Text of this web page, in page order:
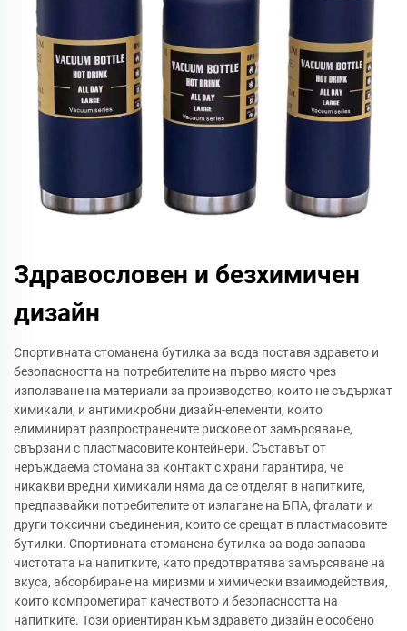
Здравословен и безхимичен
дизайн
Спортивната стоманена бутилка за вода поставя здравето и
безопасността на потребителите на първо място чрез
използване на материали за производство, които не съдържат
химикали, и антимикробни дизайн-елементи, които
елиминират разпространените рискове от замърсяване,
свързани с пластмасовите контейнери. Съставът от
неръждаема стомана за контакт с храни гарантира, че
никакви вредни химикали няма да се отделят в напитките,
предпазвайки потребителите от излагане на БПА, фталати и
други токсични съединения, които се срещат в пластмасовите
бутилки. Спортивната стоманена бутилка за вода запазва
чистотата на напитките, като предотвратява замърсяване на
вкуса, абсорбиране на миризми и химически взаимодействия,
които компрометират качеството и безопасността на
напитките. Този ориентиран към здравето дизайн е особено